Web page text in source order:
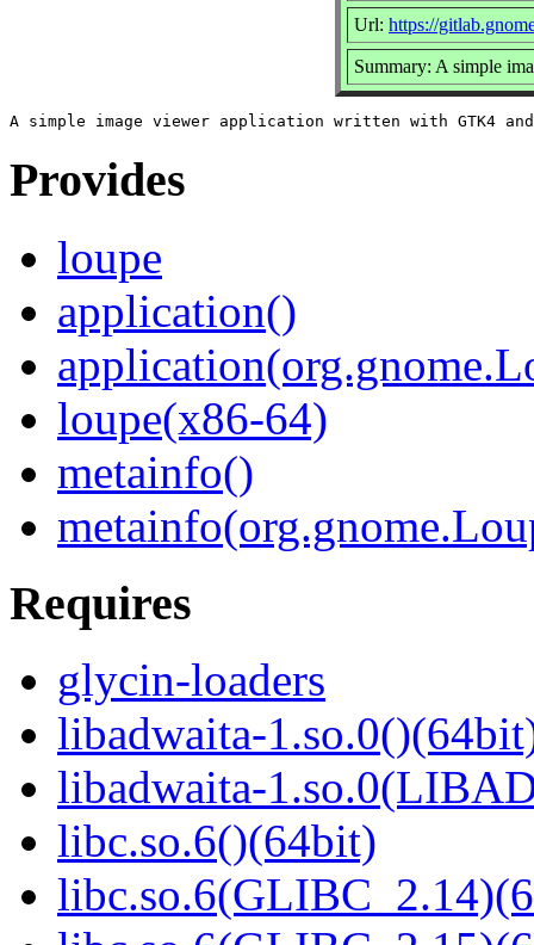
Url: https://
Summary: A simple
Provides
loupe
application()
loupe(x86-64)
metainfo()
Requires
glycin-loaders
libadwaita-
libadwaita-
libc.so.6()(64bit)